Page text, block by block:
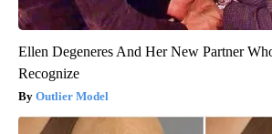
Ellen Degeneres And Her New Partner
Recognize
Outlier Model